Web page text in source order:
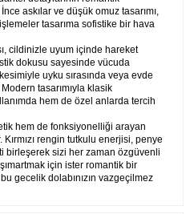
askılar ve düşük omuz tasarımı,
tasarıma sofistike bir hava
cildinizle uyum içinde hareket
dokusu sayesinde vücuda
uyku sırasında veya evde
tasarımıyla klasik
hem de özel anlarda tercih
hem de fonksiyonelliği arayan
rengin tutkulu enerjisi, penye
birleşerek sizi her zaman özgüvenli
için ister romantik bir
gecelik dolabınızın vazgeçilmez